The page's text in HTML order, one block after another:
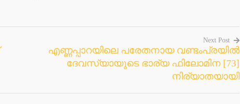
Next Post
എണ്ണപ്പാറയിലെ പരേതനായ വണ്ടംപ്രയിൽ
ദേവസ്യായുടെ ഭാര്യ ഫിലോമിന [73]
നിര്യാതയായി